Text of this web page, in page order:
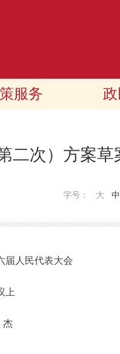
服务
二次）方案草
字号： 大 中
届人民代表大会
上
杰